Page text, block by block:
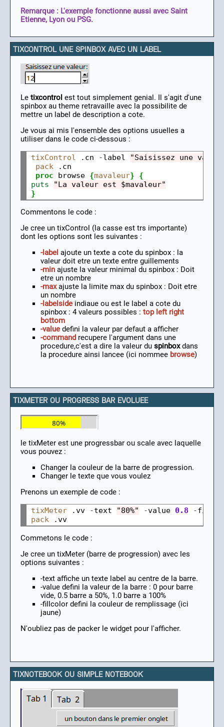
Remarque : L'exemple fonctionne aussi avec Saint
Etienne, Lyon ou PSG.
TIXCONTROL UNE SPINBOX AVEC UN LABEL
Le tixcontrol est tout simplement genial. Il s'agit d'une
spinbox au theme retravaille avec la possibilite de
mettre un label de description a cote.
Je vous ai mis l'ensemble des options usuelles a
utiliser dans le code ci-dessous :
tixControl .cn -label
"Saisissez une
pack .cn
proc browse {mavaleur}
{
puts
"La valeur est $mavaleur"
}
Commentons le code :
Je cree un tixControl (la casse est trs importante)
dont les options sont les suivantes :
-label ajoute un texte a cote du spinbox : la
valeur doit etre un texte entre guillements
-min ajuste la valeur minimal du spinbox : Doit
etre un nombre
-maxajuste la limite max du spinbox : Doit etre
un nombre
-labelside indiaue ou est le label a cote du
spinbox : 4 valeurs possibles : top left right
bottom
-value defini la valeur par defaut a afficher
-command recupere l'argument dans une
procedure,c'est a dire la valeur du spinboxdans
la procedure ainsi lancee (ici nommee browse)
TIXMETER OU PROGRESS BAR EVOLUEE
le tixMeter est une progressbar ou scale avec laquelle
vous pouvez :
Changer la couleur de la barre de progression.
Changer le texte que vous voulez
Prenons un exemple de code :
tixMeter .vv -text "80%" -value 0.8
-
pack
Commetons le code :
Je cree un tixMeter (barre de progression) avec les
options suivantes :
-text affiche un texte label au centre de la barre.
-value defini la valeur de la barre : 0 pour barre
vide, 0.5 barre a 50%, 1.0 barre a 100%
-fillcolor defini la couleur de remplissage (ici
jaune)
N'oubliez pas de packer le widget pour l'afficher.
TIXNOTEBOOK OU SIMPLE NOTEBOOK